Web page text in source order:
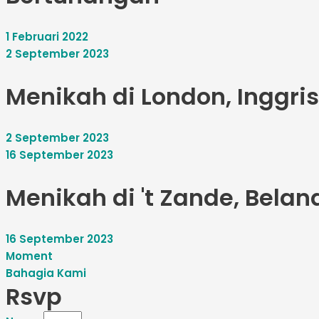
1 Februari 2022
2 September 2023
Menikah di London, Inggris
2 September 2023
16 September 2023
Menikah di 't Zande,
16 September 2023
Moment
Bahagia Kami
Rsvp